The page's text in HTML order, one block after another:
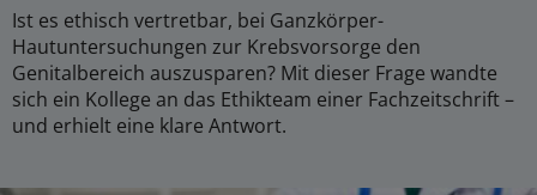
Ist es ethisch vertretbar, bei Ganzkörper-
Hautuntersuchungen zur Krebsvorsorge den
Genitalbereich auszusparen? Mit dieser Frage wandte
sich ein Kollege an das Ethikteam einer Fachzeitschrift –
und erhielt eine klare Antwort.